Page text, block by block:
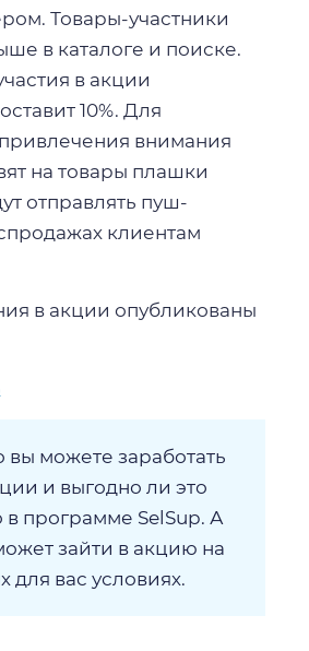
Товары-участники
в каталоге и поиске.
в акции
10%. Для
внимания
на товары плашки
отправлять пуш-
клиентам
в акции опубликованы
вы можете заработать
и выгодно ли это
программе SelSup. А
зайти в акцию на
для вас условиях.